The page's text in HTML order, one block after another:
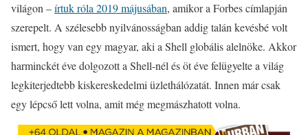
világon –írtuk róla 2019 májusában, amikor a Forbes címlapján
szerepelt. A szélesebb nyilvánosságban addig talán kevésbé volt
ismert, hogy van egy magyar, aki a Shell globális alelnöke. Akkor
harminckét éve dolgozott a Shell-nél és öt éve felügyelte a világ
legkiterjedtebb kiskereskedelmi üzlethálózatát. Innen már csak
egy lépcső lett volna, amit még megmászhatott volna.